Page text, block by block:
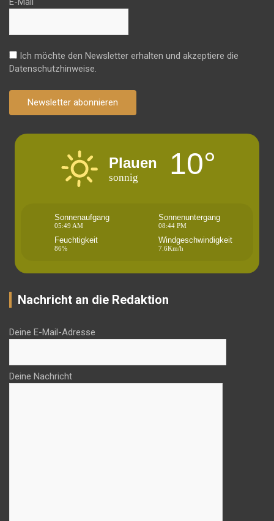
Ich möchte den Newsletter erhalten und akzeptiere die
Datenschutzhinweise.
Newsletter abonnieren
Plauen
sonnig 10°
Sonnenaufgang
05:49 AM
Sonnenuntergang
08:44 PM
Feuchtigkeit
86%
Windgeschwindigkeit
7.6Km/h
Nachricht an die Redaktion
Deine E-Mail-Adresse
Deine Nachricht